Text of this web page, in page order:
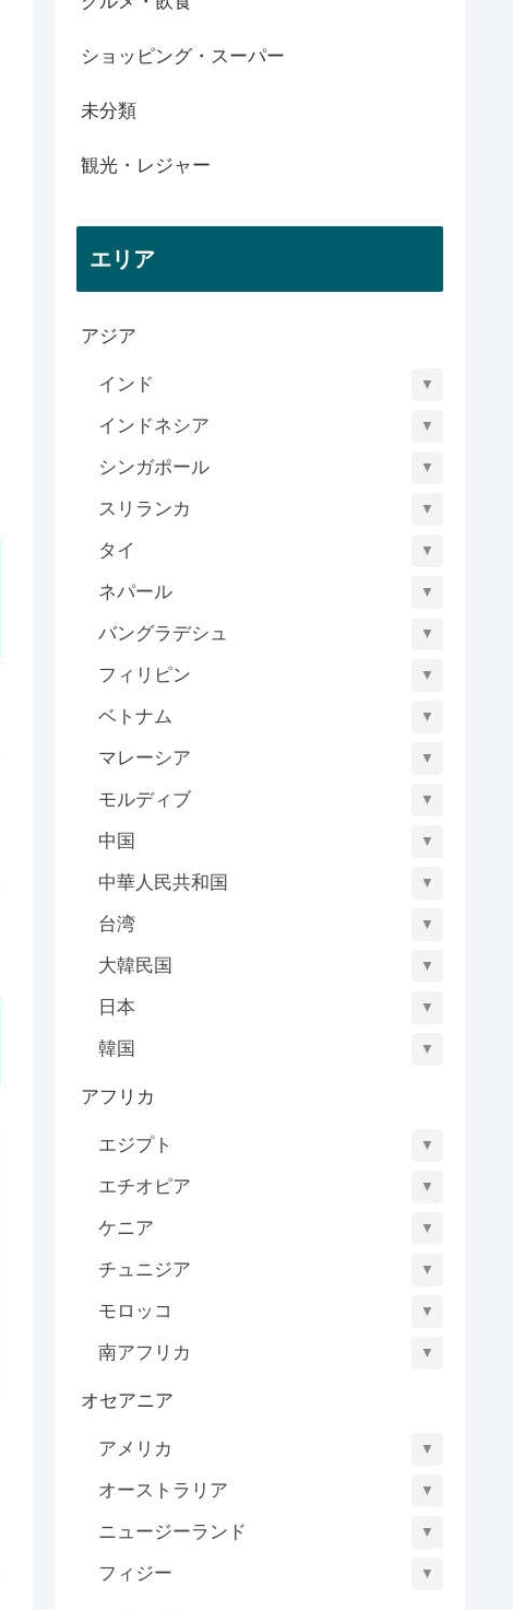
ショッピング・スーパー
未分類
観光・レジャー
エリア
アジア
インド ▼
インドネシア ▼
シンガポール ▼
スリランカ ▼
タイ ▼
ネパール ▼
バングラデシュ ▼
フィリピン ▼
ベトナム ▼
マレーシア ▼
モルディブ ▼
中国 ▼
中華人民共和国 ▼
台湾 ▼
大韓民国 ▼
日本 ▼
韓国 ▼
アフリカ
エジプト ▼
エチオピア ▼
ケニア ▼
チュニジア ▼
モロッコ ▼
南アフリカ ▼
オセアニア
アメリカ ▼
オーストラリア ▼
ニュージーランド ▼
フィジー ▼